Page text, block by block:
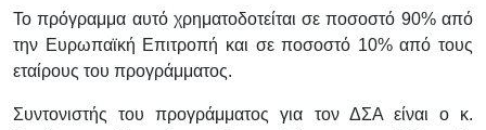
Το πρόγραμμα αυτό χρηματοδοτείται σε ποσοστό 90% από
την Ευρωπαϊκή Επιτροπή και σε ποσοστό 10% από τους
εταίρους του προγράμματος.
Συντονιστής του προγράμματος για τον ΔΣΑ είναι ο κ.